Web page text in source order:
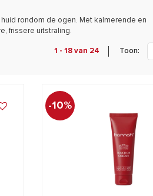
rondom de ogen. Met kalmerende en
frissere uitstraling.
1 - 18 van 24 Toon:
-10%